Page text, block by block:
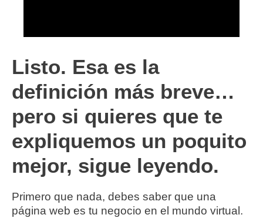
Listo. Esa es la
definición más breve…
pero si quieres que te
expliquemos un poquito
mejor, sigue leyendo.
Primero que nada, debes saber que una
página web es tu negocio en el mundo virtual.